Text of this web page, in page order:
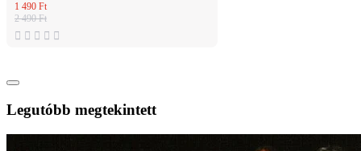
1 490 Ft
2 490 Ft
Legutóbb megtekintett